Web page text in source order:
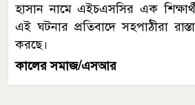
হাসান নামে এইচএসসির এক
এই ঘটনার প্রতিবাদে সহপাঠীরা
করছে।
কালের সমাজ/এসআর